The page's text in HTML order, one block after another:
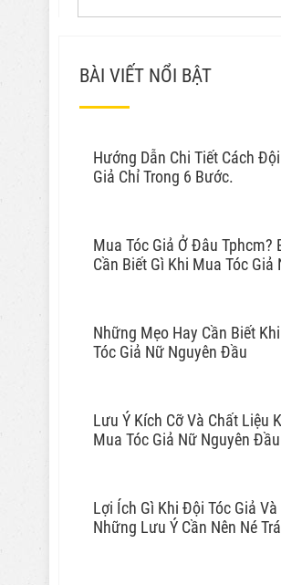
BÀI VIẾT NỔI BẬT
Hướng Dẫn Chi Tiết Cách
Giả Chỉ Trong 6 Bước.
Mua Tóc Giả Ở Đâu Tphcm?
Cần Biết Gì Khi Mua Tóc Giả
Những Mẹo Hay Cần Biết
Tóc Giả Nữ Nguyên Đầu
Lưu Ý Kích Cỡ Và Chất Liệu
Mua Tóc Giả Nữ Nguyên Đầu
Lợi Ích Gì Khi Đội Tóc Giả Và
Những Lưu Ý Cần Nên Né